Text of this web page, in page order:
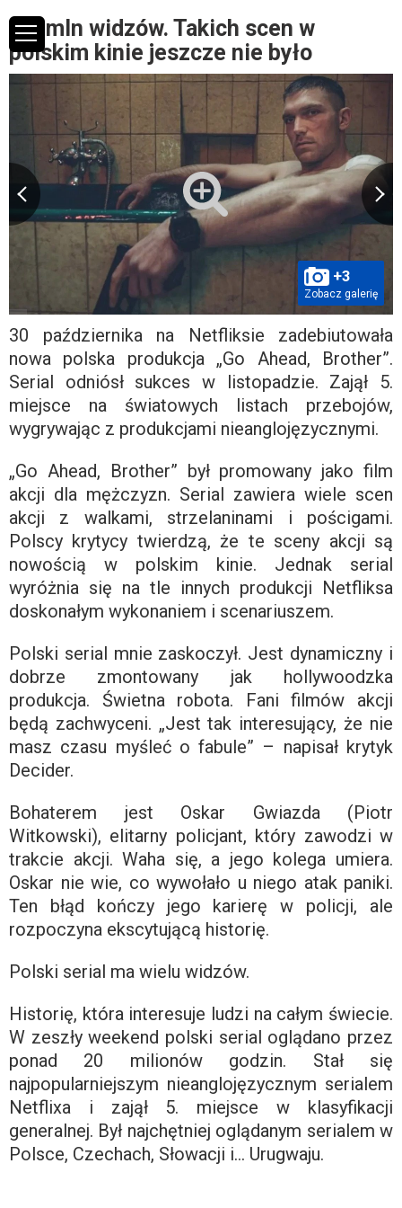
3,6 mln widzów. Takich scen w
polskim kinie jeszcze nie było
+3
Zobacz galerię
30 października na Netfliksie zadebiutowała
nowa polska produkcja „Go Ahead, Brother”.
Serial odniósł sukces w listopadzie. Zajął 5.
miejsce na światowych listach przebojów,
wygrywając z produkcjami nieanglojęzycznymi.
„Go Ahead, Brother” był promowany jako film
akcji dla mężczyzn. Serial zawiera wiele scen
akcji z walkami, strzelaninami i pościgami.
Polscy krytycy twierdzą, że te sceny akcji są
nowością w polskim kinie. Jednak serial
wyróżnia się na tle innych produkcji Netfliksa
doskonałym wykonaniem i scenariuszem.
Polski serial mnie zaskoczył. Jest dynamiczny i
dobrze zmontowany jak hollywoodzka
produkcja. Świetna robota. Fani filmów akcji
będą zachwyceni. „Jest tak interesujący, że nie
masz czasu myśleć o fabule” – napisał krytyk
Decider.
Bohaterem jest Oskar Gwiazda (Piotr
Witkowski), elitarny policjant, który zawodzi w
trakcie akcji. Waha się, a jego kolega umiera.
Oskar nie wie, co wywołało u niego atak paniki.
Ten błąd kończy jego karierę w policji, ale
rozpoczyna ekscytującą historię.
Polski serial ma wielu widzów.
Historię, która interesuje ludzi na całym świecie.
W zeszły weekend polski serial oglądano przez
ponad 20 milionów godzin. Stał się
najpopularniejszym nieanglojęzycznym serialem
Netflixa i zajął 5. miejsce w klasyfikacji
generalnej. Był najchętniej oglądanym serialem w
Polsce, Czechach, Słowacji i… Urugwaju.